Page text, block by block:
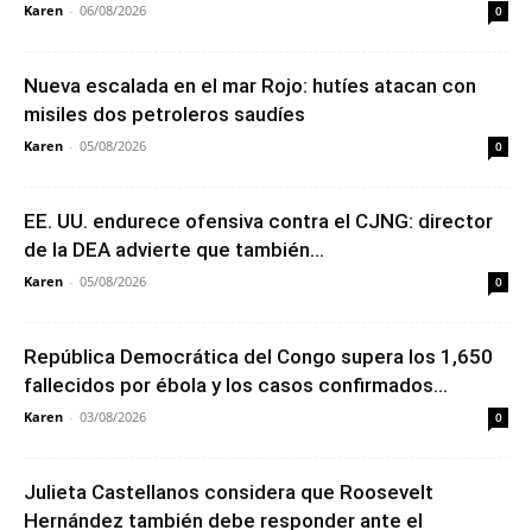
Karen - 06/08/2026 0
Nueva escalada en el mar Rojo: hutíes atacan con
misiles dos petroleros saudíes
Karen - 05/08/2026 0
EE. UU. endurece ofensiva contra el CJNG: director
de la DEA advierte que también...
Karen - 05/08/2026 0
República Democrática del Congo supera los 1,650
fallecidos por ébola y los casos confirmados...
Karen - 03/08/2026 0
Julieta Castellanos considera que Roosevelt
Hernández también debe responder ante el